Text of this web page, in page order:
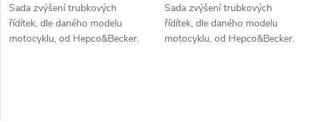
Sada zvýšení trubkových
řídítek, dle daného modelu
motocyklu, od Hepco&Becker.
Sada zvýšení trubkových
řídítek, dle daného modelu
motocyklu, od Hepco&Becker.